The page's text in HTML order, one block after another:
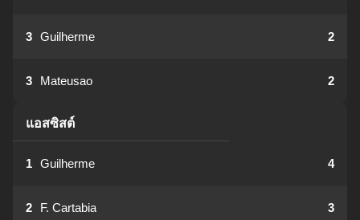
3 Guilherme 2
3 Mateusao 2
แอสซิสต์
1 Guilherme 4
2 F. Cartabia 3